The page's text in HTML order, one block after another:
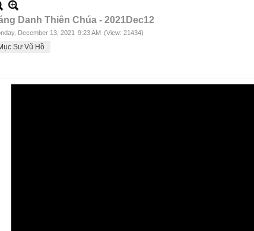
Danh Thiên Chúa - 2021Dec12
December 13, 2021 9:23 AM (View: 21434)
Sư Vũ Hồ